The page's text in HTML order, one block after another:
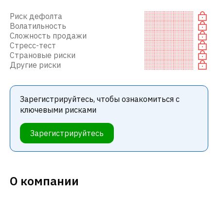
Риск дефолта
Волатильность
Сложность продажи
Стресс-тест
Страновые риски
Другие риски
Зарегистрируйтесь, чтобы ознакомиться с
ключевыми рисками
Зарегистрируйтесь
О компании